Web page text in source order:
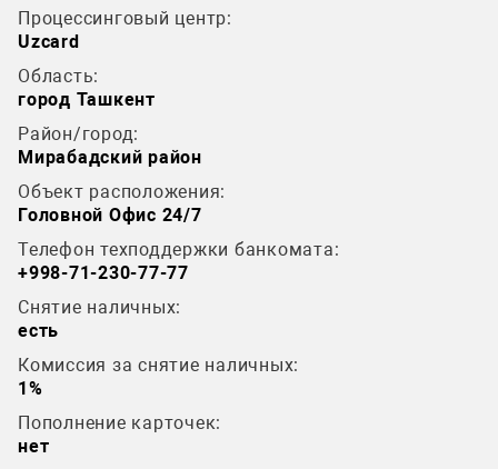
Процессинговый центр:
Uzcard
Область:
город Ташкент
Район/город:
Мирабадский район
Объект расположения:
Головной Офис 24/7
Телефон техподдержки банкомата:
+998-71-230-77-77
Снятие наличных:
есть
Комиссия за снятие наличных:
1%
Пополнение карточек:
нет